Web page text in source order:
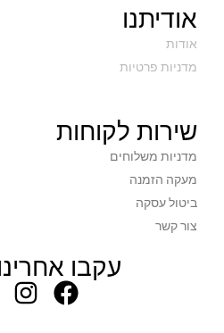
אודיתנו
אודות
מדניות פרטיות
שירות לקוחות
מדניות משלוחים
מעקה הזמנה
ביטול עסקה
צור קשר
עקבו